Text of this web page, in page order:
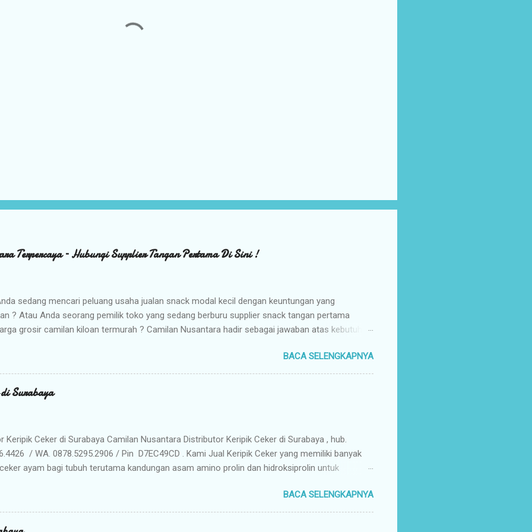
Terpercaya – Hubungi Supplier Tangan Pertama Di Sini !
sedang mencari peluang usaha jualan snack modal kecil dengan keuntungan yang
? Atau Anda seorang pemilik toko yang sedang berburu supplier snack tangan pertama
grosir camilan kiloan termurah ? Camilan Nusantara hadir sebagai jawaban atas kebutuhan
dan camilan kering berkualitas premium langsung dari gudang pusat (tangan pertama).
Camilan Nusantara sebagai Mitra Bisnis Anda ? Harga Grosir Tangan Pertama : Karena
distributor utama, Anda mendapatkan jaminan harga termurah untuk memaksimalkan margin
Anda saat dijual kembali. Kualitas & Rasa Terjamin : Produk dikemas secara higienis, renyah,
BACA SELENGKAPNYA
Surabaya
Keripik Ceker di Surabaya Camilan Nusantara Distributor Keripik Ceker di Surabaya , hub.
/ WA. 0878.5295.2906 / Pin D7EC49CD . Kami Jual Keripik Ceker yang memiliki banyak
ayam bagi tubuh terutama kandungan asam amino prolin dan hidroksiprolin untuk
makanan ringan yang digoreng hingga krispi dan garing. Bumbu rempah-rempah yang
membuat rasa Keripik Ceker menjadi semakin menggoda. Rasa yang gurih dan renyah
Keripik Ceker bisa menjadi pilihan istimewa untuk oleh-oleh keluarga. Keripik ceker ayam
BACA SELENGKAPNYA